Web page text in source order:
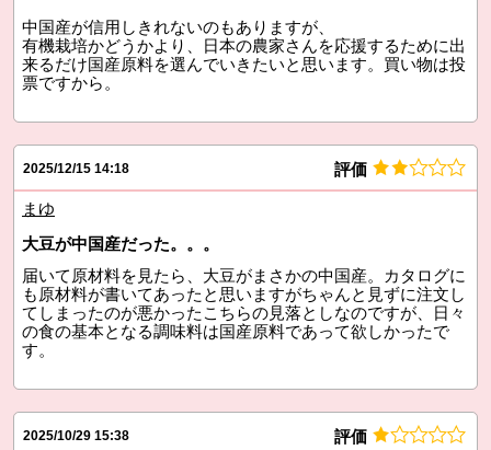
中国産が信用しきれないのもありますが、
有機栽培かどうかより、日本の農家さんを応援するために出
来るだけ国産原料を選んでいきたいと思います。買い物は投
票ですから。
2025/12/15 14:18 評価
まゆ
大豆が中国産だった。。。
届いて原材料を見たら、大豆がまさかの中国産。カタログに
も原材料が書いてあったと思いますがちゃんと見ずに注文し
てしまったのが悪かったこちらの見落としなのですが、日々
の食の基本となる調味料は国産原料であって欲しかったで
す。
2025/10/29 15:38 評価